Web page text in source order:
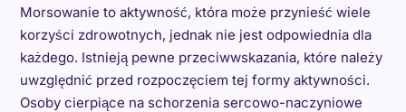
Morsowanie to aktywność, która może przynieść wiele
korzyści zdrowotnych, jednak nie jest odpowiednia dla
każdego. Istnieją pewne przeciwwskazania, które należy
uwzględnić przed rozpoczęciem tej formy aktywności.
Osoby cierpiące na schorzenia sercowo-naczyniowe